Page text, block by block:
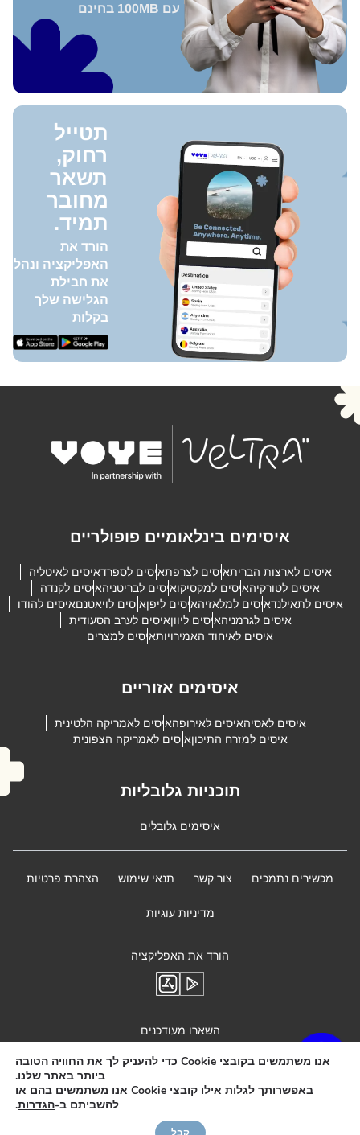
עם 100MB בחינם
תטייל
רחוק,
תשאר
מחובר
תמיד.
הורד את
האפליקציה ונהל
את חבילת
הגלישה שלך
בקלות
איסימים בינלאומיים פופולריים
איסים לארצות הבריתאיסים לצרפתאיסים לספרדאיסים לאיטליה
איסים לטורקיהאיסים למקסיקואיסים לבריטניהאיסים לקנדה
איסים לתאילנדאיסים למלאזיהאיסים ליפןאיסים לויאטנםאיסים להודו
איסים לגרמניהאיסים ליווןאיסים לערב הסעודית
איסים לאיחוד האמירויותאיסים למצרים
איסימים אזוריים
איסים לאסיהאיסים לאירופהאיסים לאמריקה הלטינית
איסים למזרח התיכוןאיסים לאמריקה הצפונית
תוכניות גלובליות
איסימים גלובלים
מכשירים נתמכים צור קשר תנאי שימוש הצהרת פרטיות
מדיניות עוגיות
הורד את האפליקציה
השארו מעודכנים
אנו משתמשים בקובצי Cookie כדי להעניק לך את החוויה הטובה
ביותר באתר שלנו.
באפשרותך לגלות אילו קובצי Cookie אנו משתמשים בהם או
להשביתם ב-הגדרות.